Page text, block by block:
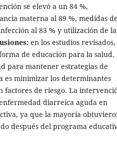
se elevó a un 84 %,
materna al 89 %, medidas de
al 83 % y utilización de
en los estudios revisados,
de educación para la salud.
para mantener estrategias de
es minimizar los determinantes
factores de riesgo. La
diarreica aguda en
ya que la mayoría
después del programa